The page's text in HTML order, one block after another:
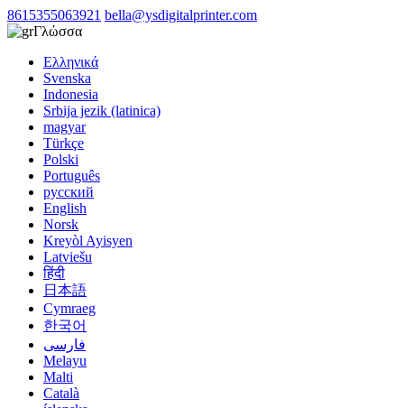
8615355063921 bella@ysdigitalprinter.com
Γλώσσα
Ελληνικά
Svenska
Indonesia
Srbija jezik (latinica)
magyar
Türkçe
Polski
Português
русский
English
Norsk
Kreyòl Ayisyen
Latviešu
हिंदी
日本語
Cymraeg
한국어
فارسی
Melayu
Malti
Català